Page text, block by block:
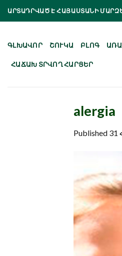
Skip
ԱՐՏԱԴՐՎԱԾ Է ՀԱՅԱՍՏԱՆԻ
ԳԼԽԱՎՈՐ ՇՈՒԿԱ ԲԼՈԳ
ՀԱՃԱԽ ՏՐՎՈՂ ՀԱՐՑԵՐ
alergia
Published 31